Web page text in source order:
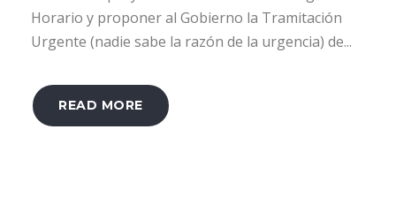
Horario y proponer al Gobierno la Tramitación
Urgente (nadie sabe la razón de la urgencia) de...
READ MORE